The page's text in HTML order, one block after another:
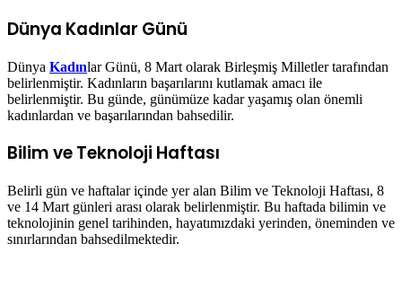
Dünya Kadınlar Günü
Dünya Kadınlar Günü, 8 Mart olarak Birleşmiş Milletler tarafından
belirlenmiştir. Kadınların başarılarını kutlamak amacı ile
belirlenmiştir. Bu günde, günümüze kadar yaşamış olan önemli
kadınlardan ve başarılarından bahsedilir.
Bilim ve Teknoloji Haftası
Belirli gün ve haftalar içinde yer alan Bilim ve Teknoloji Haftası, 8
ve 14 Mart günleri arası olarak belirlenmiştir. Bu haftada bilimin ve
teknolojinin genel tarihinden, hayatımızdaki yerinden, öneminden ve
sınırlarından bahsedilmektedir.